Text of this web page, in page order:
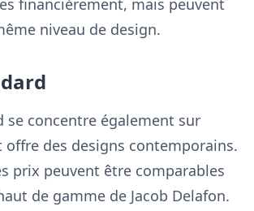
financièrement, mais peuvent
niveau de design.
se concentre également sur
des designs contemporains.
prix peuvent être comparables
de gamme de Jacob Delafon.